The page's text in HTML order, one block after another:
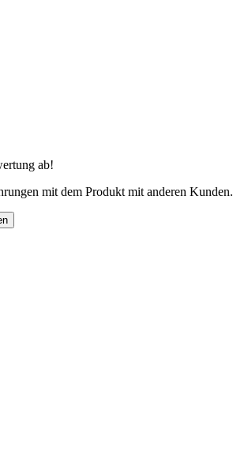
ab!
mit dem Produkt mit anderen Kunden.